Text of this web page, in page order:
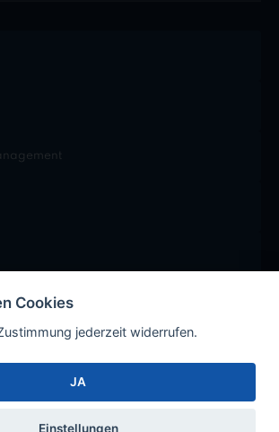
Cookies
jederzeit widerrufen.
JA
Einstellungen